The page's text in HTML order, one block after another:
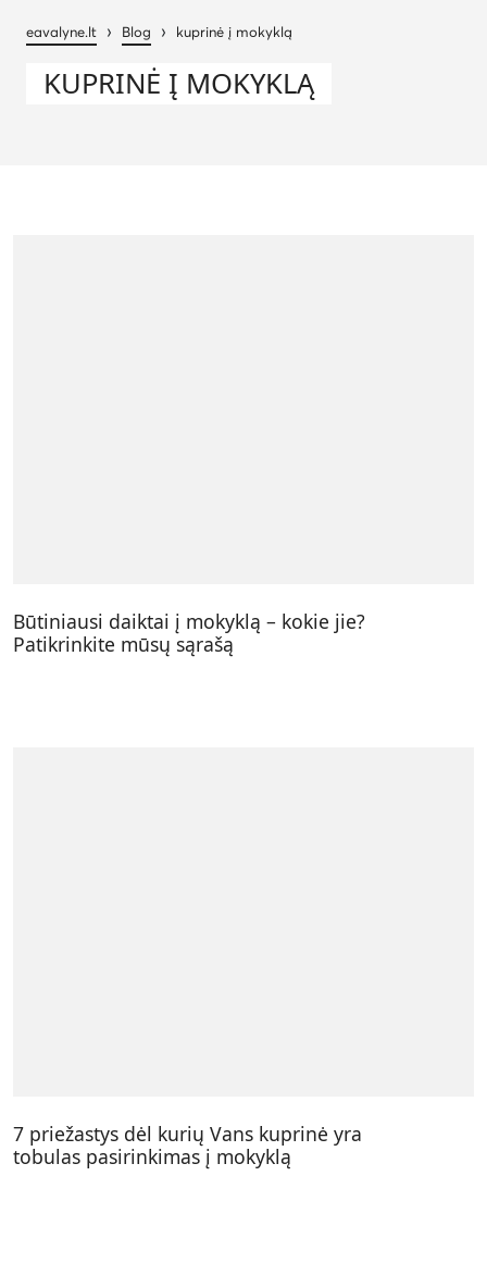
eavalyne.lt › Blog › kuprinė į mokyklą
KUPRINĖ Į MOKYKLĄ
Būtiniausi daiktai į mokyklą – kokie jie?
Patikrinkite mūsų sąrašą
7 priežastys dėl kurių Vans kuprinė yra
tobulas pasirinkimas į mokyklą